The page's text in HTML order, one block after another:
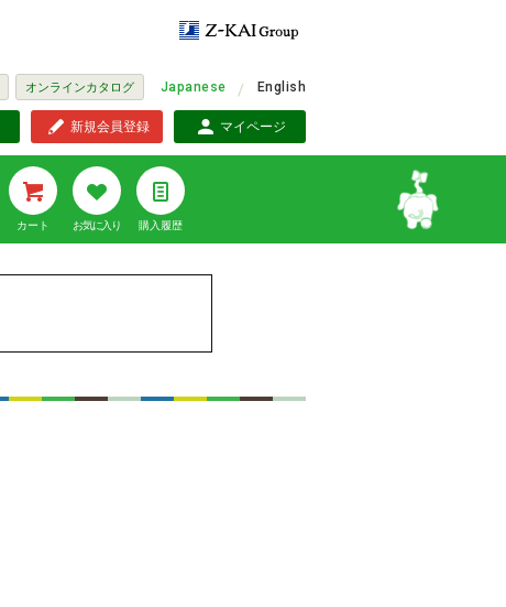
オンラインカタログ Japanese English
新規会員登録 マイページ
カート お気に入り 購入履歴